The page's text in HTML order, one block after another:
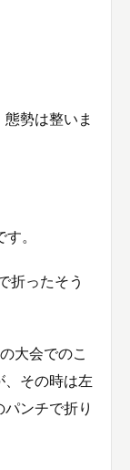
勢は整いま
。
折ったそう
大会でのこ
、その時は左
ンチで折り